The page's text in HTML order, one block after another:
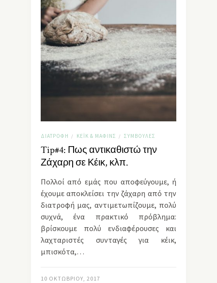
ΔΙΑΤΡΟΦΉ / ΚΈΙΚ & ΜΆΦΙΝΣ / ΣΥΜΒΟΥΛΈΣ
Tip#4: Πως αντικαθιστώ την
Ζάχαρη σε Κέικ, κλπ.
Πολλοί από εμάς που αποφεύγουμε, ή
έχουμε αποκλείσει την ζάχαρη από την
διατροφή μας, αντιμετωπίζουμε, πολύ
συχνά, ένα πρακτικό πρόβλημα:
βρίσκουμε πολύ ενδιαφέρουσες και
λαχταριστές συνταγές για κέικ,
μπισκότα,…
10 ΟΚΤΩΒΡΊΟΥ, 2017